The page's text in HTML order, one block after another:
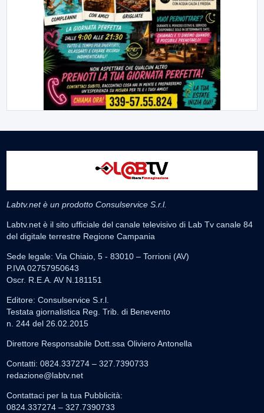
Labtv.net è un prodotto Consulservice S.r.l.
Labtv.net è il sito ufficiale del canale televisivo di Lab Tv canale 84
del digitale terrestre Regione Campania
Sede legale: Via Chiaio, 5 - 83010 – Torrioni (AV)
P.IVA 02757950643
Oscr. R.E.A. AV N.181151
Editore: Consulservice S.r.l.
Testata giornalistica Reg. Trib. di Benevento
n. 244 del 26.02.2015
Direttore Responsabile Dott.ssa Oliviero Antonella
Contatti: 0824.337274 – 327.7390733
redazione@labtv.net
Contattaci per la tua Pubblicità:
0824.337274 – 327.7390733